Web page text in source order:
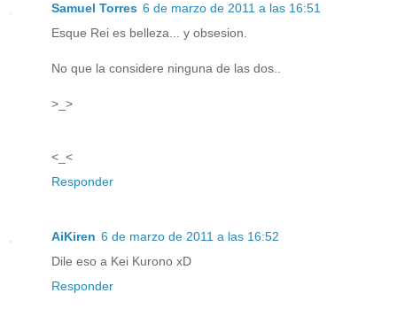
Samuel Torres 6 de marzo de 2011 a las 16:51
Esque Rei es belleza... y obsesion.
No que la considere ninguna de las dos..
>_>
<_<
Responder
AiKiren 6 de marzo de 2011 a las 16:52
Dile eso a Kei Kurono xD
Responder